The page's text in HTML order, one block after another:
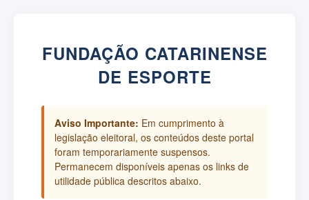
FUNDAÇÃO CATARINENSE
DE ESPORTE
Aviso Importante: Em cumprimento à
legislação eleitoral, os conteúdos deste portal
foram temporariamente suspensos.
Permanecem disponíveis apenas os links de
utilidade pública descritos abaixo.